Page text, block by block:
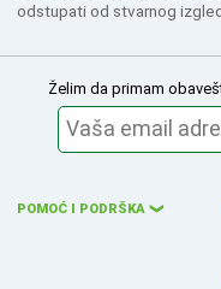
odstupati od stvarnog
Želim da primam
POMOĆ I PODRŠKA ❮